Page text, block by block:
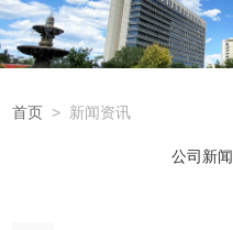
首页 > 新闻资讯
公司新闻